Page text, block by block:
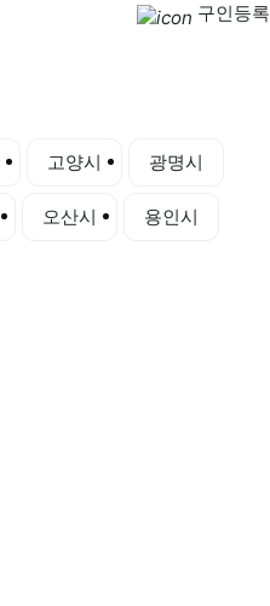
구인등록
고양시 광명시
오산시 용인시